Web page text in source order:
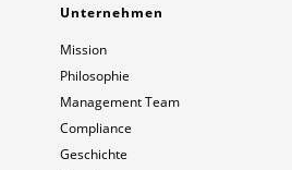
Unternehmen
Mission
Philosophie
Management Team
Compliance
Geschichte